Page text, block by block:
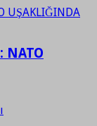
NATO